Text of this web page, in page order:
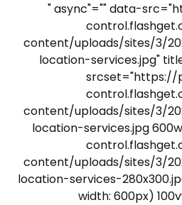
" async"="" data-
content/uploads/sites/3/
location-services.jpg"
srcset="https://
content/uploads/sites/3/
location-services.jpg
content/uploads/sites/3/
location-services-
width: 600px)